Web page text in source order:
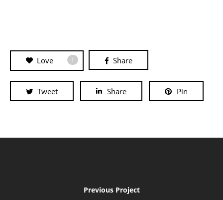
Love 1 Share
Tweet Share Pin
Previous Project